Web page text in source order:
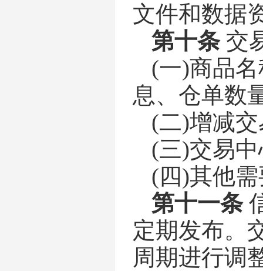
文件和数据
第十条 交
(一)商品
息、仓单数
(二)增减
(三)交易
(四)其他
第十一条
定期发布。
周期进行调